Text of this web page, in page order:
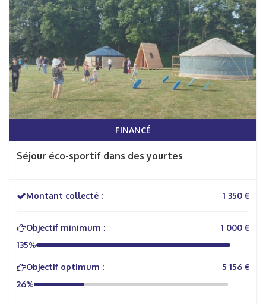
FINANCÉ
Séjour éco-sportif dans des yourtes
Montant collecté : 1 350 €
Objectif minimum :
1 000 €
135%
Objectif optimum :
5 156 €
26%